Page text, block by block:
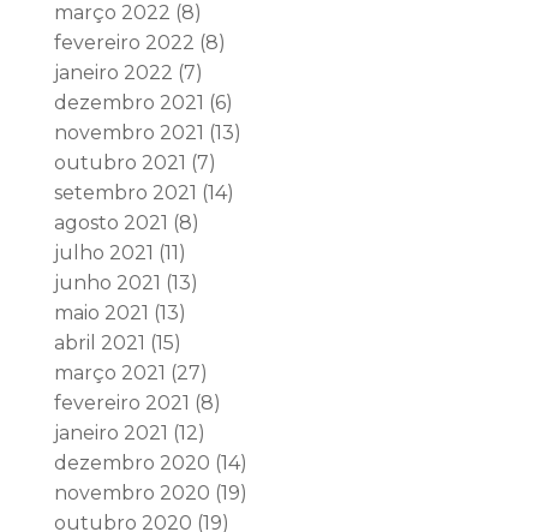
março 2022 (8)
fevereiro 2022 (8)
janeiro 2022 (7)
dezembro 2021 (6)
novembro 2021 (13)
outubro 2021 (7)
setembro 2021 (14)
agosto 2021 (8)
julho 2021 (11)
junho 2021 (13)
maio 2021 (13)
abril 2021 (15)
março 2021 (27)
fevereiro 2021 (8)
janeiro 2021 (12)
dezembro 2020 (14)
novembro 2020 (19)
outubro 2020 (19)